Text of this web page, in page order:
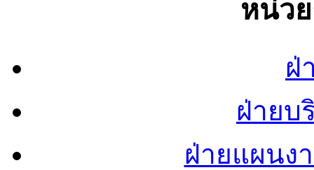
หน่ว
ฝ่
ฝ่ายบ
ฝ่ายแผนง